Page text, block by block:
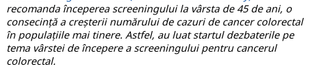
recomanda începerea screeningului la vârsta de 45 de ani, o
consecință a creșterii numărului de cazuri de cancer colorectal
în populațiile mai tinere. Astfel, au luat startul dezbaterile pe
tema vârstei de începere a screeningului pentru cancerul
colorectal.